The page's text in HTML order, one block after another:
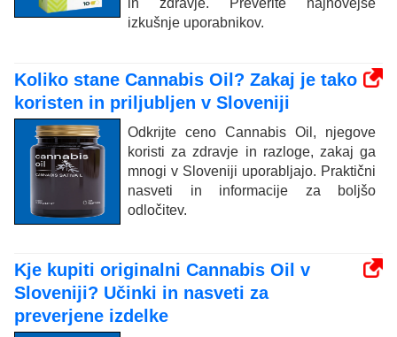
in zdravje. Preverite najnovejše
izkušnje uporabnikov.
Koliko stane Cannabis Oil? Zakaj je tako
koristen in priljubljen v Sloveniji
Odkrijte ceno Cannabis Oil, njegove
koristi za zdravje in razloge, zakaj ga
mnogi v Sloveniji uporabljajo. Praktični
nasveti in informacije za boljšo
odločitev.
Kje kupiti originalni Cannabis Oil v
Sloveniji? Učinki in nasveti za
preverjene izdelke